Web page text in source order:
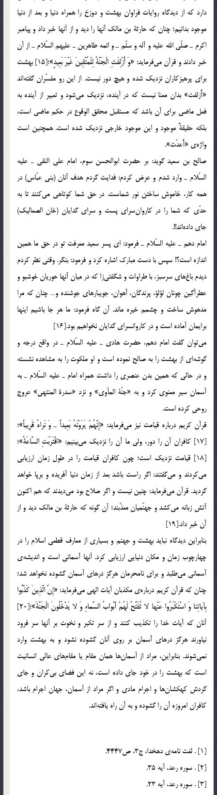
دارد كه از ديدگاه روايات فراوان بهشت و دوزخ را همراه دنيا و بعد از دنيا
موجود بدانيم؛ چنان كه حارثة بن مالك آنها را ديد و از آنها خبر داد و پيامبر
اكرم ـ صلّي الله عليه و آله و سلّم ـ و ائمه طاهرين ـ عليهم السّلام ـ از آن
خبر دادند و قرآن مي‌فرمايد: «وَ أُزْلِفَتِ الْجَنَّةُ لِلْمُتَّقِينَ غَيْرَ بَعِيدٍ»؛[15] بهشت
براي پرهيزكاران نزديك شده و هيچ دور نيست. از اين رو مفسّران گفته‌اند
«أٌزلفت» بدان معنا نيست كه در آينده، نزديك مي‌شود و تعبير از آينده به
فعل ماضي براي آن باشد كه مستقبل محقق الوقوع در حكم ماضي است،
بلكه حقيقةًَ موجود و اين موجود خارجي نزديك شده است. همچنين است
واژه‌ي «أُعدّت».
صالح بن سعيد گويد: بر حضرت ابوالحسن سوم، امام علي النقي ـ عليه
السّلام ـ وارد شدم و عرض كردم: فدايت گردم هدف آنان (بني عبّاس) در
همه كار، خاموش ساختن نور شماست. در حق شما كوتاهي مي‌كنند تا به
حدّي كه شما را در كاروان‌سراي پست و سراي گدايان (خان الصعاليك)
جاي داده‌اند!!.
امام دهم ـ عليه السّلام ـ فرمود: اي پسر سعيد معرفت تو در حق ما همين
اندازه است؟! سپس با دست مبارك اشاره كرد و فرمود: بنگر. وقتي نظر كردم
ديدم باغ‌هاي سرسبز، با طراوات و شگفتي‌زا كه در ميان آنها حوريان خوشبو و
عطرآگين چونان لؤلؤ، پرندگان، آهوان، جويبارهاي جوشنده و… چنان كه مرا
مدهوش ساخت و چشمم خيره ماند. آن گاه فرمود: ما هر جا باشيم اينها
برايمان آماده است و در كاروانسراي گدايان نخواهيم بود.[16]
مي‌توان گفت امام دهم، حضرت هادي ـ عليه السّلام ـ در واقع درجه و
گوشه‌اي از بهشت را به صالح نموده است و او ملكوت را به مشاهده نشسته
و در حالي كه همين بدن عنصري را داشت همراه امام ـ عليه السّلام ـ به
آسمان سير معنوي كرد و به «جنّة المأوي» و نزد «سدرة المنتهي» عروج
روحي كرده است.
قرآن كريم درباره قيامت نيز مي‌فرمايد: «إِنَّهُمْ يَرَوْنَهُ بَعِيداً ـ وَ نَراهُ قَرِيباً»؛
[17] كافران آن را دور، ولي ما آن را نزديك مي‌بينيم: «اقْتَرَبَتِ السَّاعَةُ»؛
[18] قيامت نزديك است؛ چون كافران قيامت را در طول زمان ارزيابي
مي‌كردند و مي‌گفتند: اگر راست باشد بعد از زمان دنيا آفريده و برپا خواهد
گرديد. قرآن مي‌فرمايد: چنين نيست و اگر صلاح بود مي‌ديدند كه هم اكنون
آتش زبانه مي‌كشد و جهنّميان معذّبند؛ آن گونه كه حارثة بن مالك ديد و از
آن خبر داد.[19]
بنابراين ديدگاه نبايد بهشت و جهنم و بسياري از معارف قطعي اسلام را در
چهارچوب زمان و مكان دنيايي ارزيابي كرد. آنها آسماني است و انديشه‌ي
آسماني مي‌طلبد و براي نامحرمان هرگز درهاي آسمان گشوده نخواهد شد؛
چنان كه قرآن كريم درباره‌ي مكذبان آيات الهي مي‌فرمايد: «إِنَّ الَّذِينَ كَذَّبُوا
بِآياتِنا وَ اسْتَكْبَرُوا عَنْها لا تُفَتَّحُ لَهُمْ أَبْوابُ السَّماءِ وَ لا يَدْخُلُونَ الْجَنَّةَ»؛[20]
آنان كه آيات خدا را تكذيب كنند و از سر تكبر و نخوت بر آنها سر فرود
نياورند هرگز درهاي آسمان بر روي آنان گشوده نشود و به بهشت وارد
نمي‌شوند. بنابراين، مراد از آسمان‌ها همان مقام يا مقام‌هاي عالي انسانيت
است كه بهشت را در خود جاي داده است، نه اين فضاي بي‌كران و جاي
گردش كهكشان‌ها و اجرام مادي و اگر مراد از آسمان، جهان اجرام باشد،
كافران امروزه آن را گشوده و به آن راه يافته‌اند.
[1] . لغت نامه‌ي دهخدا، ج3، ص4447.
[2] . سوره‌ رعد، آيه‌ 35.
[3] . سوره‌ رعد، آيه‌ 23.